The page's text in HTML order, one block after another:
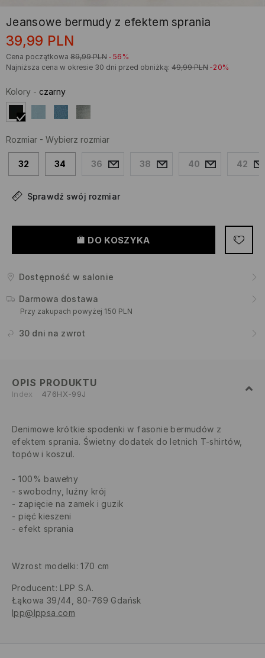
Jeansowe bermudy z efektem sprania
39,99 PLN
Cena początkowa 89,99 PLN -56%
Najniższa cena w okresie 30 dni przed obniżką: 49,99 PLN -20%
Kolory - czarny
Rozmiar - Wybierz rozmiar
32 34 36 38 40 42
Sprawdź swój rozmiar
DO KOSZYKA
Dostępność w salonie
Darmowa dostawa
Przy zakupach powyżej 150 PLN
30 dni na zwrot
OPIS PRODUKTU
Index 476HX-99J
Denimowe krótkie spodenki w fasonie bermudów z
efektem sprania. Świetny dodatek do letnich T-shirtów,
topów i koszul.
100% bawełny
swobodny, luźny krój
zapięcie na zamek i guzik
pięć kieszeni
efekt sprania
Wzrost modelki: 170 cm
Producent: LPP S.A.
Łąkowa 39/44, 80-769 Gdańsk
lpp@lppsa.com